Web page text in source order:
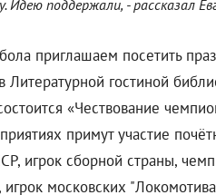
Идею поддержали, - рассказал
приглашаем посетить
в Литературной гостиной
«Чествование
примут участие
игрок сборной страны,
московских